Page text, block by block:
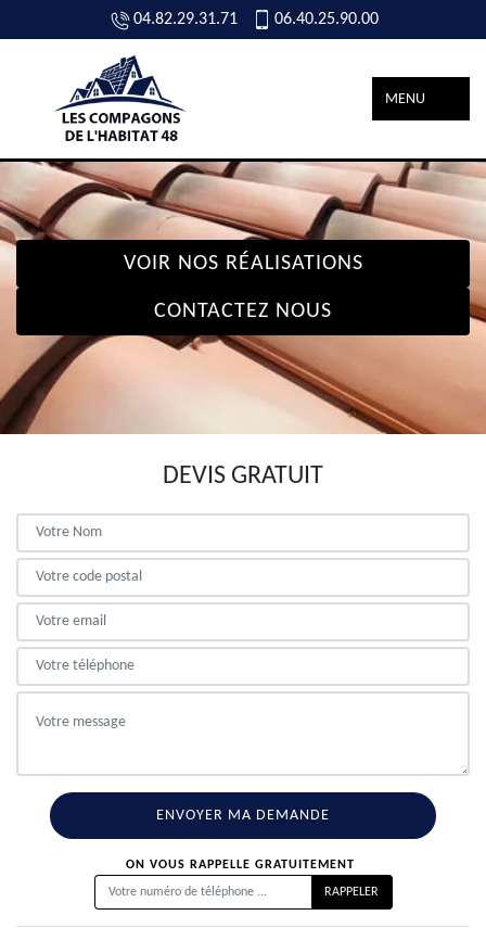
04.82.29.31.71 06.40.25.90.00
MENU
VOIR NOS RÉALISATIONS
CONTACTEZ NOUS
DEVIS GRATUIT
ON VOUS RAPPELLE GRATUITEMENT